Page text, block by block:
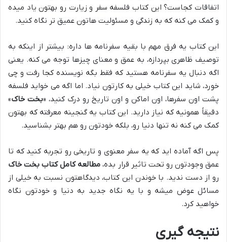
اتفاقات کجاست؟ این کتاب فلسفه سفر و زیارت رو بهتون یاد میده
و کمک می کنه که به زندگی و مسئولیت هاتون عمیق تر نگاه کنید.
این کتاب یه فرق مهم با بقیه سفرنامه ها داره: بیشتر از اینکه به
توصیف ظاهری بپردازه، به عمق و معنای چیزها توجه می کنه. یعنی
اگه دنبال یه سفرنامه هستید که فقط بگه نویسنده کجا رفت و چی
خورد، شاید این کتاب خیلی به کارتون نیاد. اما اگه می خواید فلسفه
پشت اون سفرها، اون اماکن و اون تاریخ رو درک کنید، «بخت خاک»
دقیقاً همونیه که نیاز دارید. این کتاب یه گنجینه معرفته که بهتون
کمک می کنه نه تنها دنیا رو، بلکه خودتون رو هم بهتر بشناسید.
پس اگه آماده اید که یه سفر معنوی و تاریخی رو تجربه کنید که تا
عمق وجودتون رو تحت تاثیر قرار بده، مطالعه کامل کتاب بخت خاک
رو از دست ندید. با خوندن این کتاب، دیدگاهتون نسبت به خیلی از
مسائل عوض میشه و با یه نگاه جدید به دنیا و خودتون نگاه
خواهید کرد.
نتیجه گیری